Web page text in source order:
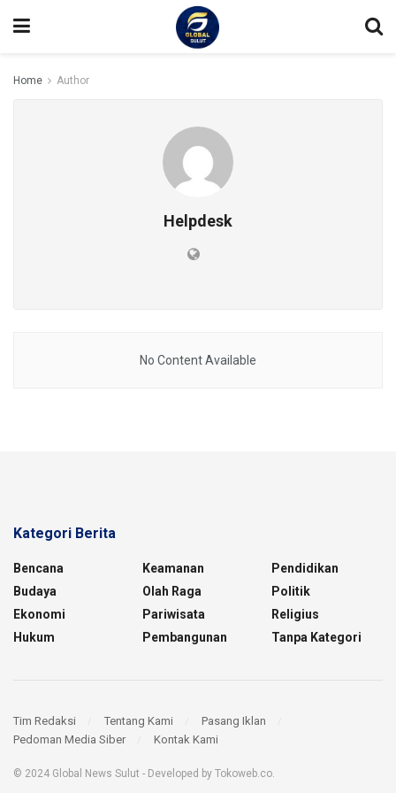
Home Author
Helpdesk
No Content Available
Kategori Berita
Bencana
Budaya
Ekonomi
Hukum
Keamanan
Olah Raga
Pariwisata
Pembangunan
Pendidikan
Politik
Religius
Tanpa Kategori
Tim Redaksi Tentang Kami
Pasang Iklan
Pedoman Media Siber
Kontak Kami
© 2024 Global News Sulut - Developed by Tokoweb.co.